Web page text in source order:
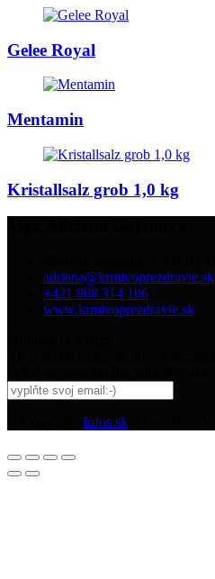
Gelee Royal
Mentamin
Kristallsalz grob 1,0 kg
adriana@krmivoprezdravie.sk
+421 908 314 106
www.krmivoprezdravie.sk
fofos.sk